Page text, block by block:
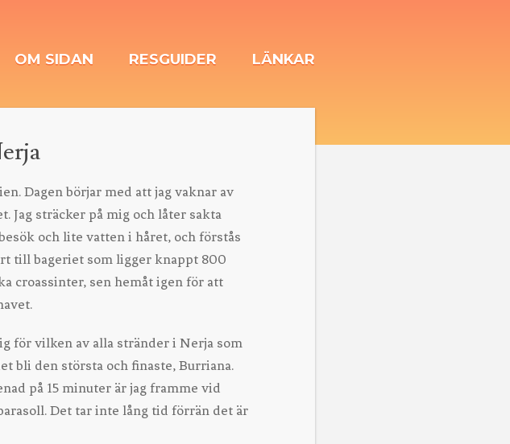
OM SIDAN RESGUIDER LÄNKAR
Dagen börjar med att jag vaknar av
Jag sträcker på mig och låter sakta
och lite vatten i håret, och förstås
till bageriet som ligger knappt 800
croassinter, sen hemåt igen för att
för vilken av alla stränder i Nerja som
bli den största och finaste, Burriana.
på 15 minuter är jag framme vid
Det tar inte lång tid förrän det är